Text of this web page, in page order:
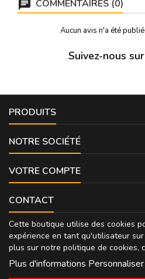
COMMENTAIRES (0)
Aucun avis n'a été
Suivez-nous
PRODUITS
NOTRE SOCIÉTÉ
VOTRE COMPTE
CONTACT
Cette boutique utilise des cookies
expérience en tant qu'utilisateur
plus sur notre politique de cookies,
Plus d'informations